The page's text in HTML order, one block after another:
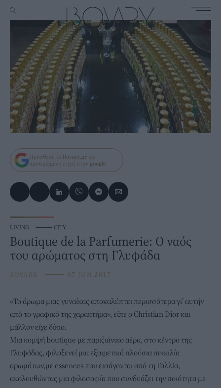
Πρόσθεσε το Bovary.gr ως
προτιμώμενη πηγή στην google
LIVING ⸻ CITY
Boutique de la Parfumerie: Ο ναός
του αρώματος στη Γλυφάδα
BOVARY ⸻ 07 JUN 2017
«Το άρωμα μιας γυναίκας αποκαλύπτει περισσότερα γι’ αυτήν
από το γραφικό της χαρακτήρα», είπε ο Christian Dior και
μάλλον είχε δίκιο.
Μια κομψή boutique με παριζιάνικο αέρα, στο κέντρο της
Γλυφάδας, φιλοξενεί μια εξαιρετικά πλούσια ποικιλία
αρωμάτων,με essences που εισάγονται από τη Γαλλία,
ακολουθώντας μια φιλοσοφία που συνδυάζει την ποιότητα με